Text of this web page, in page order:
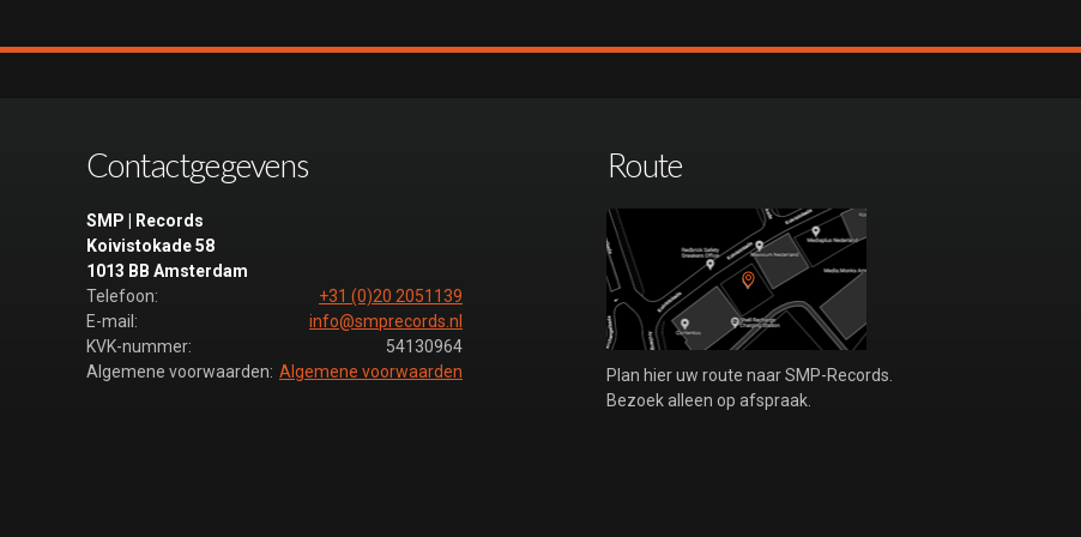
Contactgegevens
SMP | Records
Koivistokade 58
1013 BB Amsterdam
Telefoon:
+31 (0)20 2051139
E-mail:
info@smprecords.nl
KVK-nummer:
54130964
Algemene voorwaarden: Algemene voorwaarden
Route
Plan hier uw route naar SMP-Records.
Bezoek alleen op afspraak.